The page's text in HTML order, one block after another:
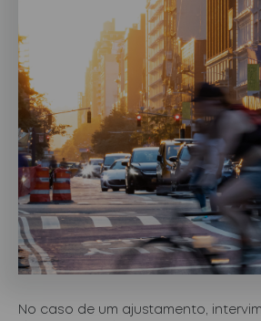
No caso de um ajustamento,